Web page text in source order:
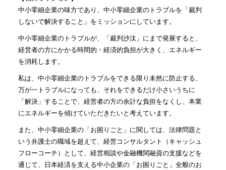
中小零細企業の味方であり、中小零細企業のトラブルを「裁判
しないで解決すること」をミッションにしています。
中小零細企業のトラブルが、「裁判沙汰」にまで発展すると、
経営者の方にかかる時間的・経済的負担が大きく、エネルギー
を消耗します。
私は、中小零細企業のトラブルをできる限り未然に防止する、
万が一トラブルになっても、それをできるだけ小さいうちに
「解決」することで、経営者の方の余計な負担をなくし、本業
にエネルギーを傾けていただきたいと考えています。
また、中小零細企業の「お困りごと」に関しては、法律問題と
いう弁護士の職域を超えて、経営コンサルタント（キャッシュ
フローコーチ）として、経営相談や金融機関融資の支援などを
通じて、日本経済を支える中小企業の「お困りごと」全般のお